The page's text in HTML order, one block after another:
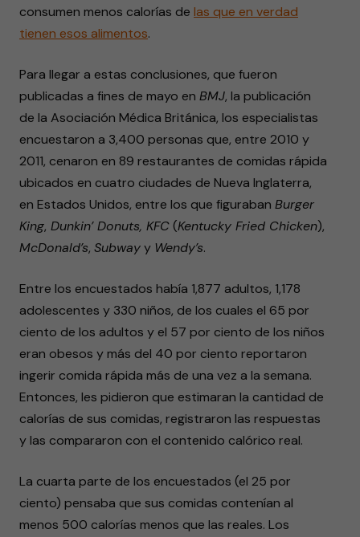
consumen menos calorías de las que en verdad
tienen esos alimentos.
Para llegar a estas conclusiones, que fueron
publicadas a fines de mayo en BMJ, la publicación
de la Asociación Médica Británica, los especialistas
encuestaron a 3,400 personas que, entre 2010 y
2011, cenaron en 89 restaurantes de comidas rápida
ubicados en cuatro ciudades de Nueva Inglaterra,
en Estados Unidos, entre los que figuraban Burger
King, Dunkin’ Donuts, KFC(Kentucky Fried Chicken),
McDonald’s, Subwayy Wendy’s.
Entre los encuestados había 1,877 adultos, 1,178
adolescentes y 330 niños, de los cuales el 65 por
ciento de los adultos y el 57 por ciento de los niños
eran obesos y más del 40 por ciento reportaron
ingerir comida rápida más de una vez a la semana.
Entonces, les pidieron que estimaran la cantidad de
calorías de sus comidas, registraron las respuestas
y las compararon con el contenido calórico real.
La cuarta parte de los encuestados (el 25 por
ciento) pensaba que sus comidas contenían al
menos 500 calorías menos que las reales. Los